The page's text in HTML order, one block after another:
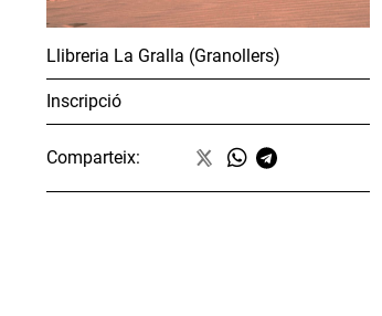
Llibreria La Gralla (Granollers)
Inscripció
Comparteix: